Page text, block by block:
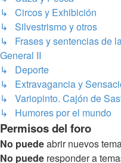
↳ Circos y Exhibición
↳ Silvestrismo y otros
↳ Frases y sentencias de
General II
↳ Deporte
↳ Extravagancia y
↳ Variopinto. Cajón de
↳ Humores por el mundo
Permisos del foro
No puedeabrir nuevos
No puede responder a